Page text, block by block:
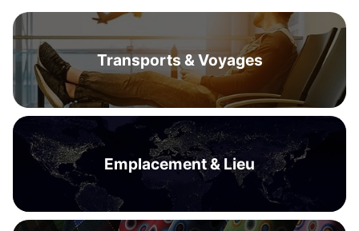
Transports & Voyages
Emplacement & Lieu